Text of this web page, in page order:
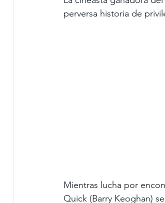
perversa historia de
Mientras lucha por
Quick (Barry Keoghan)